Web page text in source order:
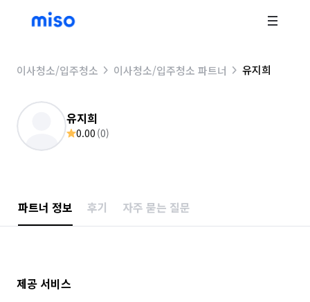
이사청소/입주청소 이사청소/입주청소 파트너 유지희
유지희
0.00 (0)
파트너 정보 후기 자주 묻는 질문
제공 서비스